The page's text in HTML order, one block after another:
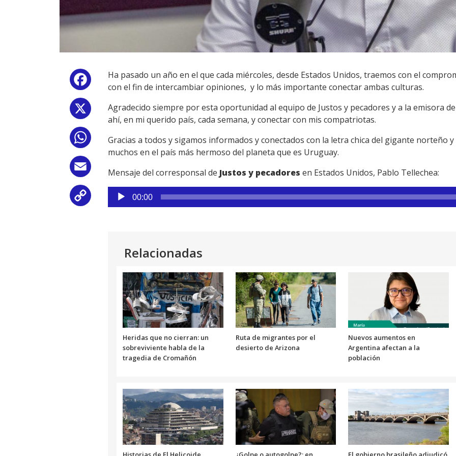
Facebook
WhatsApp
Email
Ha pasado un año en el que cada miércoles, desde Estados Unidos, traemos con el
con el fin de intercambiar opiniones, y lo más importante conectar ambas culturas.
Agradecido siempre por esta oportunidad al equipo de Justos y pecadores y a la emisora
ahí, en mi querido país, cada semana, y conectar con mis compatriotas.
Gracias a todos y sigamos informados y conectados con la letra chica del gigante norteño
muchos en el país más hermoso del planeta que es Uruguay.
Mensaje del corresponsal de Justos y pecadores en Estados Unidos, Pablo Tellechea:
Reproductor
de
00:00
Relacionadas
Heridas que no cierran: un
sobreviviente habla de la
tragedia de Cromañón
Ruta de migrantes por el
desierto de Arizona
Nuevos aumentos en
Argentina afectan a la
población